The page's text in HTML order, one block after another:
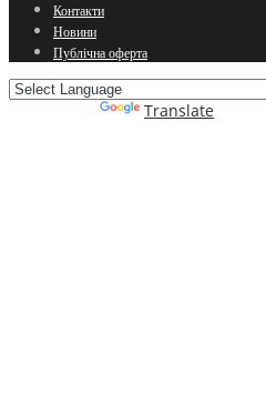
Контакти
Новини
Публічна оферта
Translate